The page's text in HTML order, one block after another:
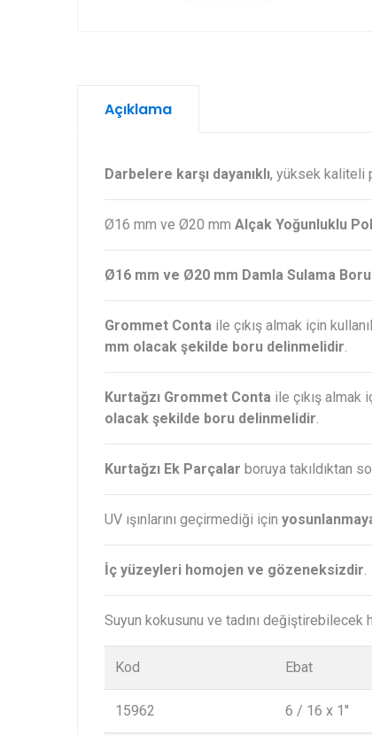
Açıklama
Darbelere karşı dayanıklı, yüksek kaliteli
Ø16 mm ve Ø20 mm Alçak Yoğunluklu
Ø16 mm ve Ø20 mm Damla Sulama
Grommet Conta ile çıkış almak için
mm olacak şekilde boru delinmelidir.
Kurtağzı Grommet Conta ile çıkış almak
olacak şekilde boru delinmelidir.
Kurtağzı Ek Parçalar boruya takıldıktan
UV ışınlarını geçirmediği için
İç yüzeyleri homojen ve gözeneksizdir.
Suyun kokusunu ve tadını değiştirebilecek
Kod Ebat
15962 6 / 16 x 1''